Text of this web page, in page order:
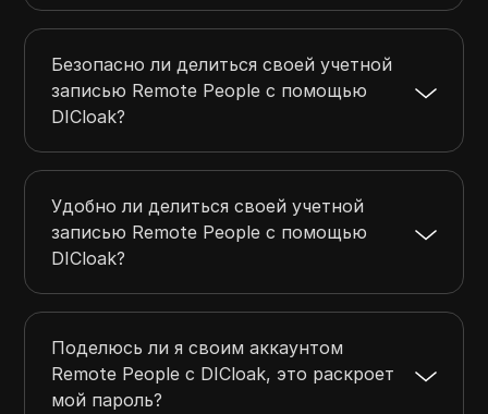
Безопасно ли делиться своей учетной
записью Remote People с помощью
DICloak?
Удобно ли делиться своей учетной
записью Remote People с помощью
DICloak?
Поделюсь ли я своим аккаунтом
Remote People с DICloak, это раскроет
мой пароль?